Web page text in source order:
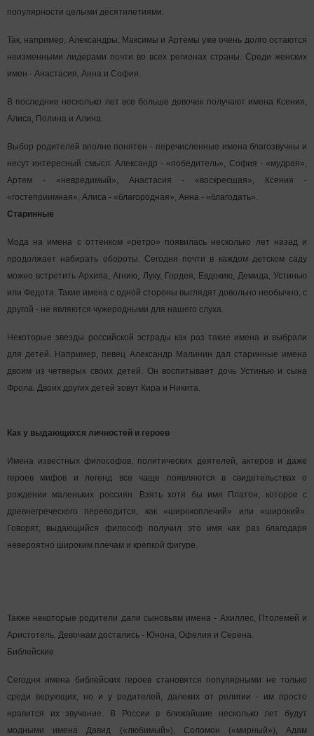
популярности целыми десятилетиями.
Так, например, Александры, Максимы и Артемы уже очень долго остаются
неизменными лидерами почти во всех регионах страны. Среди женских
имен - Анастасия, Анна и София.
В последние несколько лет все больше девочек получают имена Ксения,
Алиса, Полина и Алина.
Выбор родителей вполне понятен - перечисленные имена благозвучны и
несут интересный смысл. Александр - «победитель», София - «мудрая»,
Артем - «невредимый», Анастасия - «воскресшая», Ксения -
«гостеприимная», Алиса - «благородная», Анна - «благодать».
Старинные
Мода на имена с оттенком «ретро» появилась несколько лет назад и
продолжает набирать обороты. Сегодня почти в каждом детском саду
можно встретить Архипа, Агнию, Луку, Гордея, Евдокию, Демида, Устинью
или Федота. Такие имена с одной стороны выглядят довольно необычно, с
другой - не являются чужеродными для нашего слуха.
Некоторые звезды российской эстрады как раз такие имена и выбрали
для детей. Например, певец Александр Малинин дал старинные имена
двоим из четверых своих детей. Он воспитывает дочь Устинью и сына
Фрола. Двоих других детей зовут Кира и Никита.
Как у выдающихся личностей и героев
Имена известных философов, политических деятелей, актеров и даже
героев мифов и легенд все чаще появляются в свидетельствах о
рождении маленьких россиян. Взять хотя бы имя Платон, которое с
древнегреческого переводится, как «широкоплечий» или «широкий».
Говорят, выдающийся философ получил это имя как раз благодаря
невероятно широким плечам и крепкой фигуре.
Также некоторые родители дали сыновьям имена - Ахиллес, Птолемей и
Аристотель. Девочкам достались - Юнона, Офелия и Серена.
Библейские
Сегодня имена библейских героев становятся популярными не только
среди верующих, но и у родителей, далеких от религии - им просто
нравится их звучание. В России в ближайшие несколько лет будут
модными имена Давид («любимый»), Соломон («мирный»), Адам